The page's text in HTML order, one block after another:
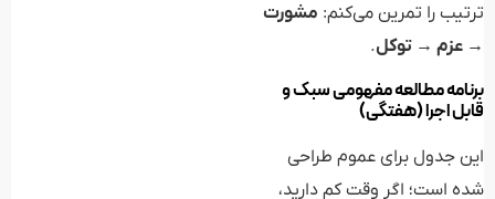
ترتیب را تمرین می‌کنم: مشورت
→ عزم → توکل.
برنامه مطالعه مفهومی سبک و
قابل اجرا (هفتگی)
این جدول برای عموم طراحی
شده است؛ اگر وقت کم دارید،